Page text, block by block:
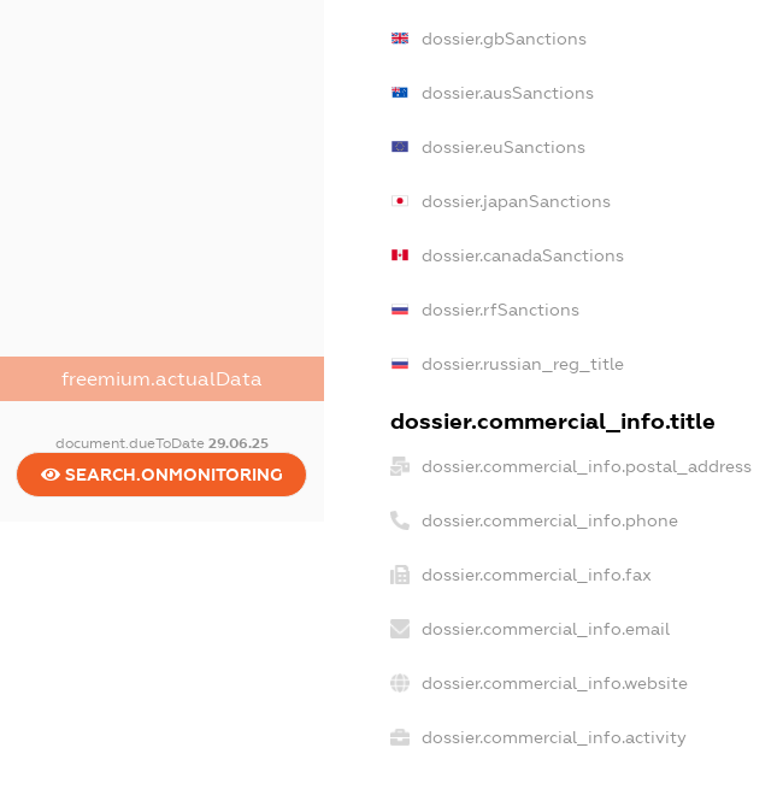
freemium.actualData
document.dueToDate 29.06.25
SEARCH.ONMONITORING
dossier.gbSanctions
dossier.ausSanctions
dossier.euSanctions
dossier.japanSanctions
dossier.canadaSanctions
dossier.rfSanctions
dossier.russian_reg_title
dossier.commercial_info.title
dossier.commercial_info.postal_address
dossier.commercial_info.phone
dossier.commercial_info.fax
dossier.commercial_info.email
dossier.commercial_info.website
dossier.commercial_info.activity